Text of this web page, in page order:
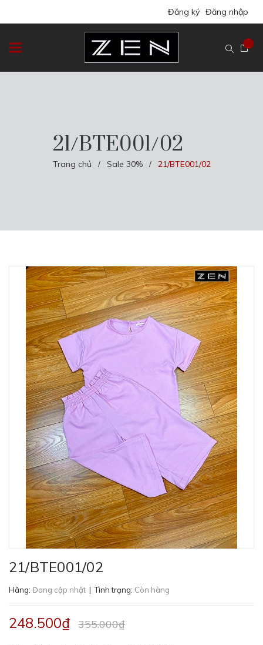
Đăng ký Đăng nhập
21/BTE001/02
Trang chủ / Sale 30% / 21/BTE001/02
21/BTE001/02
Hãng: Đang cập nhật | Tình trạng: Còn hàng
248.500₫ 355.000₫